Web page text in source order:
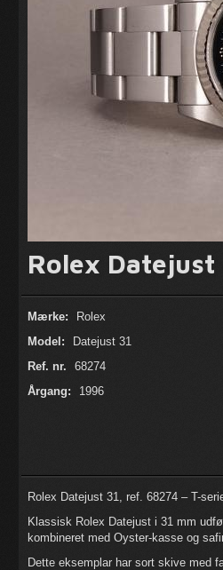
Rolex Datejust
Mærke:
Rolex
Model:
Datejust 31
Ref. nr.
68274
Årgang:
1996
Rolex Datejust 31, ref. 68274 – T-
Klassisk Rolex Datejust i 31 mm
kombineret med Oyster-kasse og
Dette eksemplar har sort skive med